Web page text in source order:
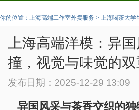
你的位置： 上海高端工作室外卖服务 > 上海喝茶大学
上海高端洋模：异
撞，视觉与味觉的
发布日期：2025-12-29 13:09
异国风采与茶香交织的独